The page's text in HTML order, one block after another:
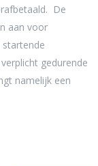
De
aan voor
gedurende
namelijk een